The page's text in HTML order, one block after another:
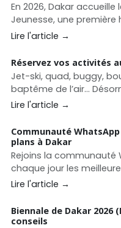
En 2026, Dakar
Jeunesse, une première
sites, culture, tourisme,
Lire l'article →
Réservez vos activités
Jet-ski, quad, buggy,
baptême de l’air…
quelques clics
Lire l'article →
Communauté
plans à Dakar
Rejoins la communauté
chaque jour les
événements et bons
Lire l'article →
Biennale de Dakar 2026
conseils